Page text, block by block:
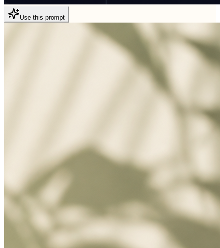
Use this prompt